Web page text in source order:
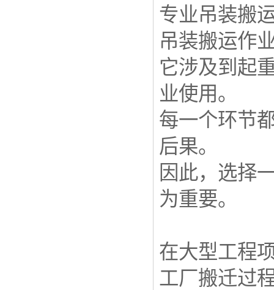
专业吊装搬
吊装搬运作
它涉及到起
业使用。
每一个环节
后果。
因此，选择
为重要。
在大型工程
工厂搬迁过